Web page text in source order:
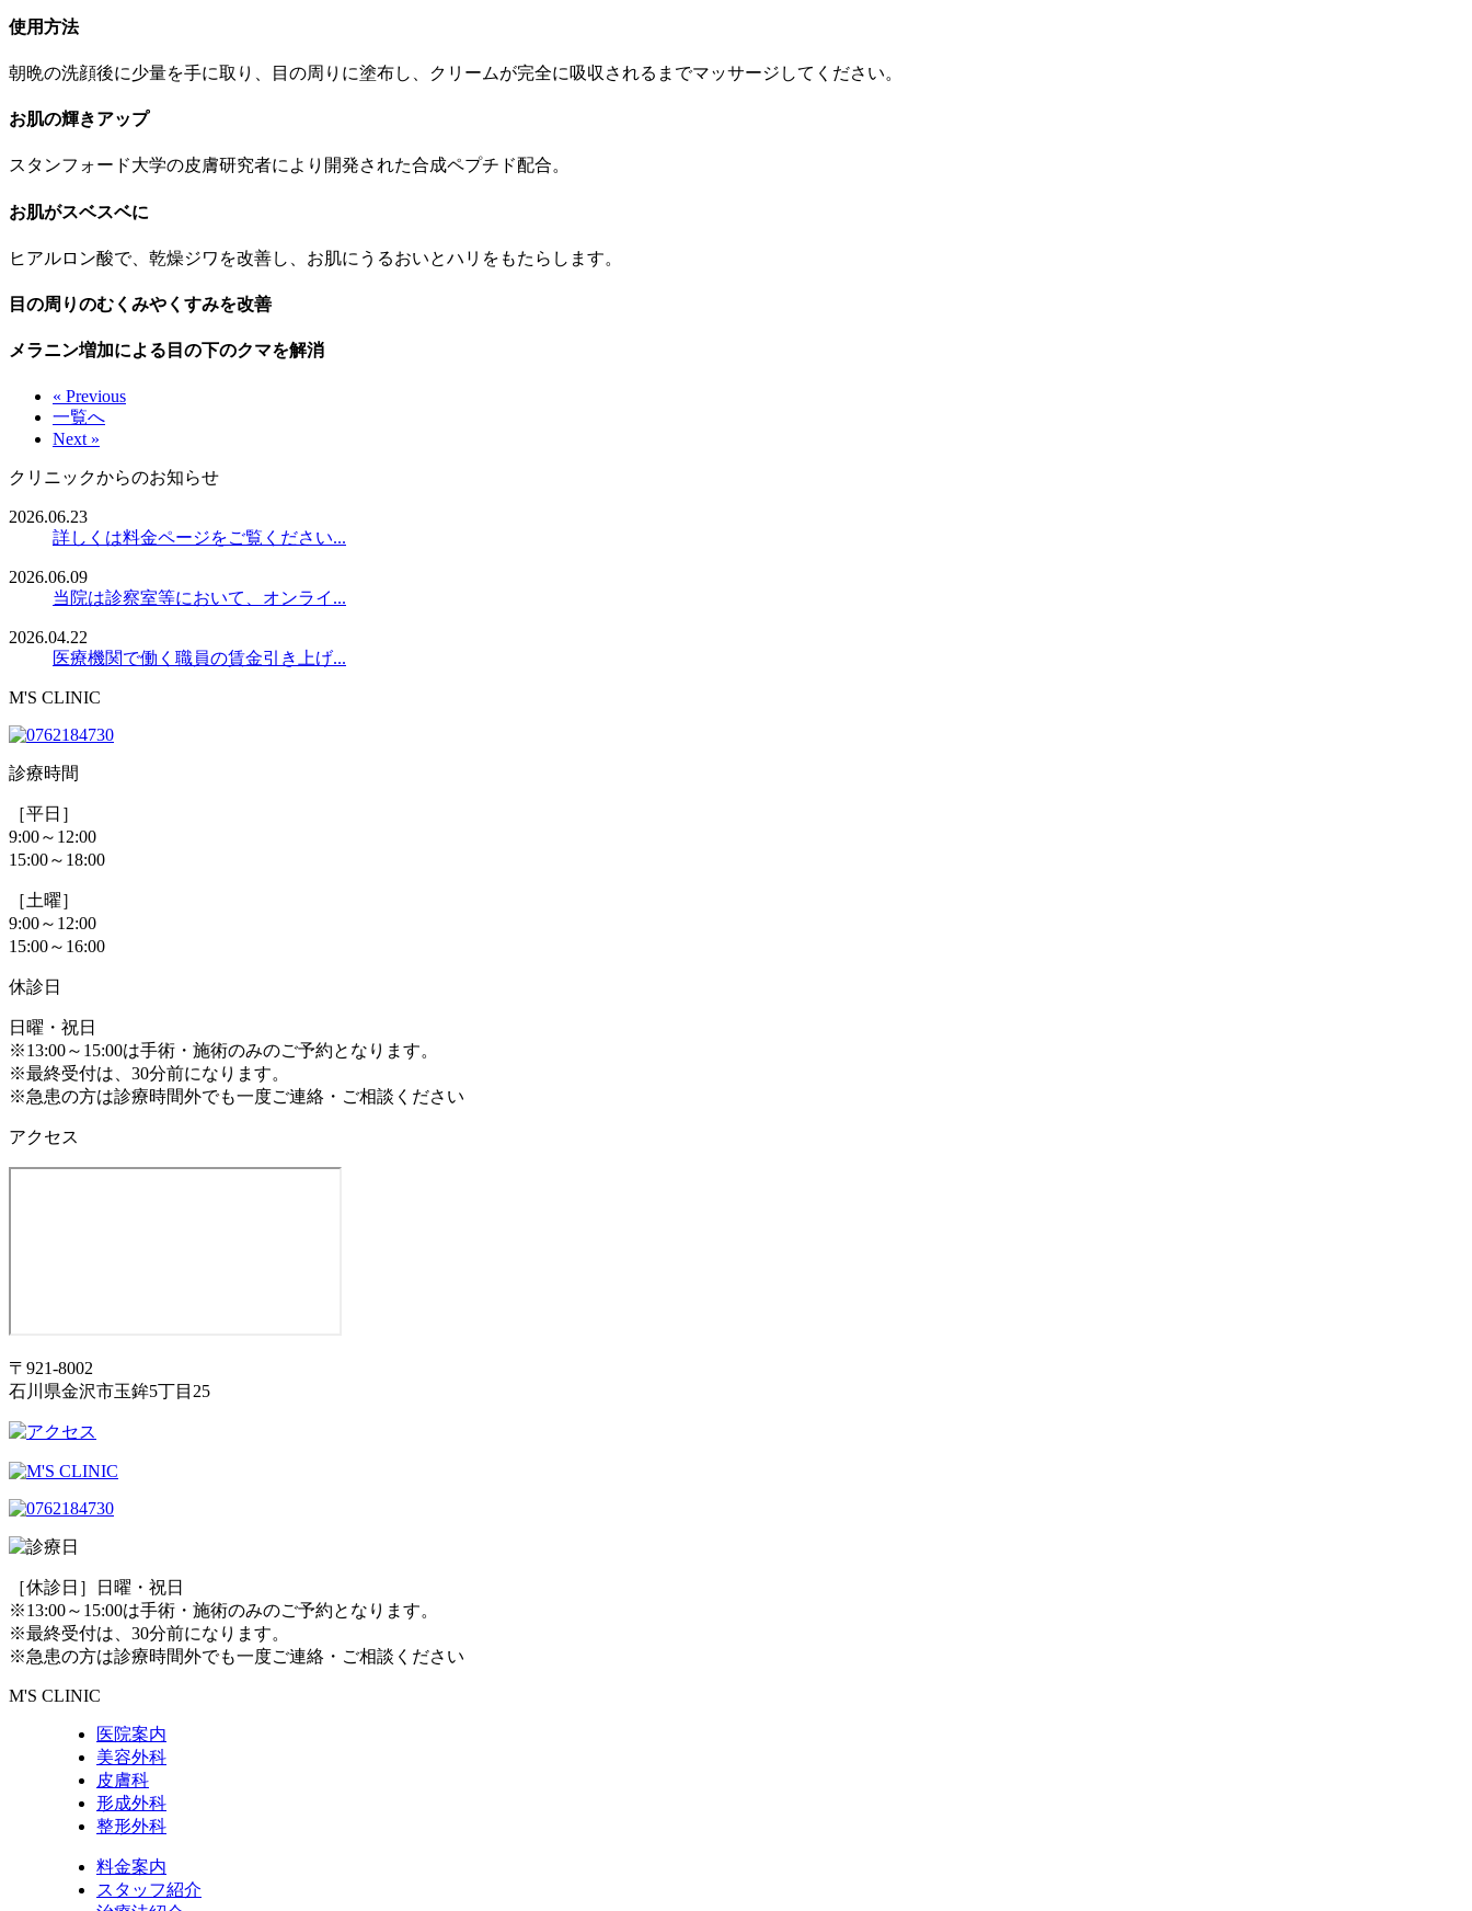
使用方法
朝晩の洗顔後に少量を手に取り、目の周りに塗布し、クリームが完全に吸収されるまでマッサージしてください。
お肌の輝きアップ
スタンフォード大学の皮膚研究者により開発された合成ペプチド配合。
お肌がスベスベに
ヒアルロン酸で、乾燥ジワを改善し、お肌にうるおいとハリをもたらします。
目の周りのむくみやくすみを改善
メラニン増加による目の下のクマを解消
« Previous
一覧へ
Next »
クリニックからのお知らせ
2026.06.23
詳しくは料金ページをご覧ください...
2026.06.09
当院は診察室等において、オンライ...
2026.04.22
医療機関で働く職員の賃金引き上げ...
M'S CLINIC
診療時間
［平日］
9:00～12:00
15:00～18:00
［土曜］
9:00～12:00
15:00～16:00
休診日
日曜・祝日
※13:00～15:00は手術・施術のみのご予約となります。
※最終受付は、30分前になります。
※急患の方は診療時間外でも一度ご連絡・ご相談ください
アクセス
〒921-8002
石川県金沢市玉鉾5丁目25
［休診日］日曜・祝日
※13:00～15:00は手術・施術のみのご予約となります。
※最終受付は、30分前になります。
※急患の方は診療時間外でも一度ご連絡・ご相談ください
M'S CLINIC
医院案内
美容外科
皮膚科
形成外科
整形外科
料金案内
スタッフ紹介